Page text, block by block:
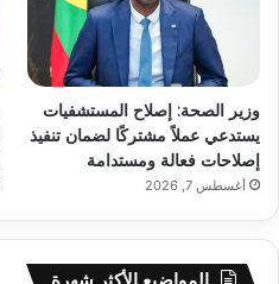
وزير الصحة: إصلاح المستشفيات
يستدعي عملاً مشتركًا لضمان تنفيذ
إصلاحات فعالة ومستدامة
أغسطس 7, 2026